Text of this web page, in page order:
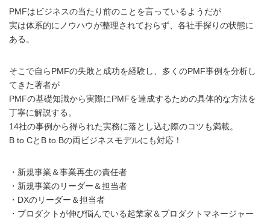
PMFはビジネスの当たり前のことを言っているようだが
実は体系的にノウハウが整理されておらず、各社手探りの状態に
ある。
そこで自らPMFの失敗と成功を経験し、多くのPMF事例を分析し
てきた著者が
PMFの基礎知識から実際にPMFを達成するための具体的な方法を
丁寧に解説する。
14社の事例から得られた実務に落とし込む際のコツも満載。
B to CとB to Bの両ビジネスモデルにも対応！
・新規事業＆事業再生の責任者
・新規事業のリーダー＆担当者
・DXのリーダー＆担当者
・プロダクトが伸び悩んでいる起業家＆プロダクトマネージャー